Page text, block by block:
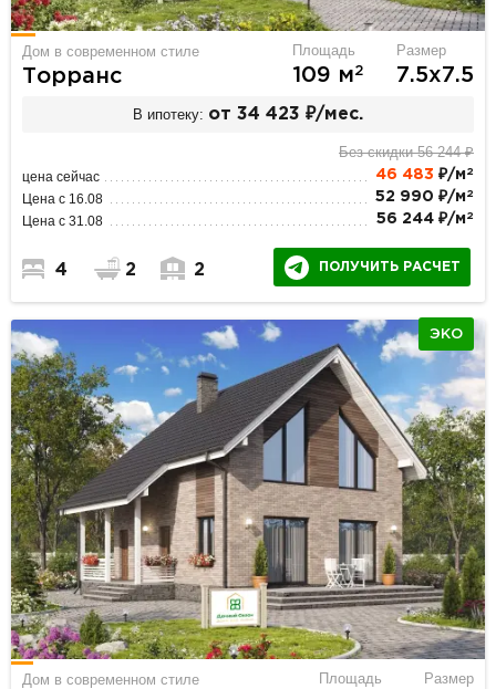
Дом в современном стиле
Торранс
Площадь
109 м2
Размер
7.5х7.5
В ипотеку: от 34 423 ₽/мес.
Без скидки 56 244 ₽
цена сейчас 46 483 ₽/м 2
Цена с 16.08 52 990 ₽/м 2
Цена с 31.08 56 244 ₽/м 2
4 2 2 ПОЛУЧИТЬ РАСЧЕТ
ЭКО
Дом в современном стиле Площадь Размер